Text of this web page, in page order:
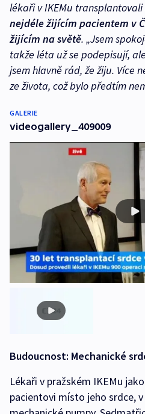
lékaři v IKEMu
nejdéle žijícím pacientem v
žijícím na světě. „Jsem
takže léta už se podepisují,
jsem hlavně rád, že žiju. Více
ze života, což bylo předtím
GALERIE
videogallery_409009
Budoucnost: Mechanické
Lékaři v pražském IKEMu
pacientovi místo jeho srdce,